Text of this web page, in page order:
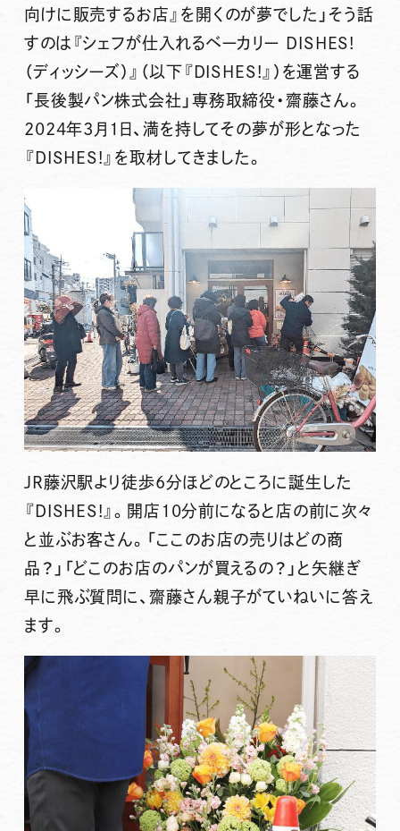
向けに販売するお店』を開くのが夢でした」そう話
すのは 『シェフが仕入れるベーカリー DISHES!
（ディッシーズ）』 （以下『DISHES!』）を運営する
「長後製パン株式会社」専務取締役・齋藤さん。
2024年3月1日、満を持してその夢が形となった
『DISHES!』を取材してきました。
JR藤沢駅より徒歩6分ほどのところに誕生した
『DISHES!』。開店10分前になると店の前に次々
と並ぶお客さん。「ここのお店の売りはどの商
品？」「どこのお店のパンが買えるの？」と矢継ぎ
早に飛ぶ質問に、齋藤さん親子がていねいに答え
ます。